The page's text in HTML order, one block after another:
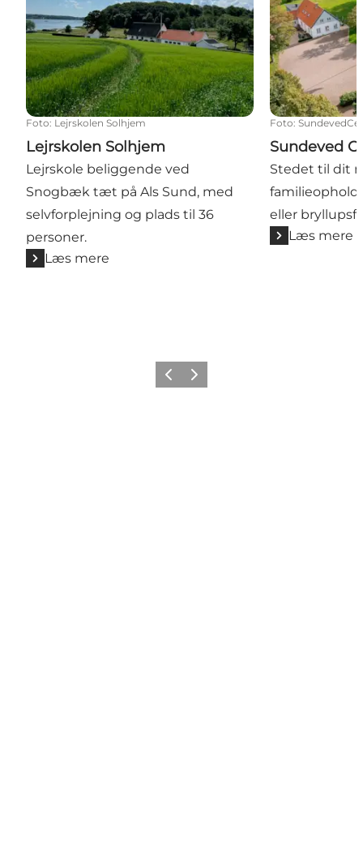
Foto: Lejrskolen Solhjem
Lejrskolen Solhjem
Lejrskole beliggende ved
Snogbæk tæt på Als Sund, med
selvforplejning og plads til 36
personer.
Læs mere
Foto:
Sundeved
Stedet til dit
familieophold
eller
Læs mere
ForrigeNæste